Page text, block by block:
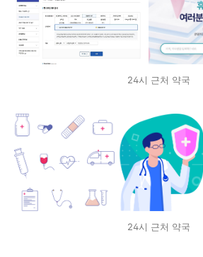
24시 근처 약국
24시 근처 약국